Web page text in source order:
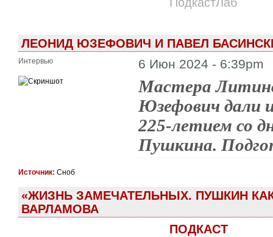
ПодкастЛаб
ЛЕОНИД ЮЗЕФОВИЧ И ПАВЕЛ
Интервью 6 Июн 2024 - 6:39pm
Мастера
Юзефович дали
225-летием со
Пушкина.
Источник: Сноб
«ЖИЗНЬ ЗАМЕЧАТЕЛЬНЫХ. ПУШКИН
ВАРЛАМОВА
ПОДКАСТ